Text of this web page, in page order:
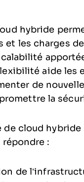
hybride
et les charges
aide les
de
la
de cloud
:
de